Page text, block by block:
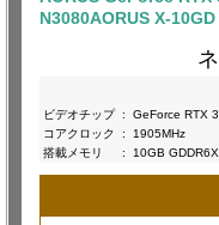
N3080AORUS X-
ビデオチップ :
GeForce RTX
コアクロック
:
1905MHz
搭載メモリ
: 10GB GDDR6X